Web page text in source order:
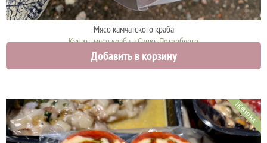
Мясо камчатского краба
Купить мясо краба в Санкт-Петербурге
3100 руб.
Добавить в корзину
НОВИНКА